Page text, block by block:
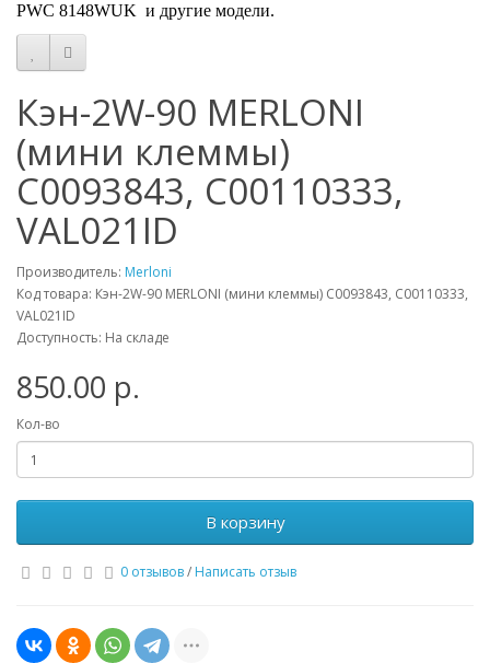
PWC 8148WUK и другие модели.
Кэн-2W-90 MERLONI
(мини клеммы)
С0093843, С00110333,
VAL021ID
Производитель: Merloni
Код товара: Кэн-2W-90 MERLONI (мини клеммы) С0093843, С00110333,
VAL021ID
Доступность: На складе
850.00 р.
Кол-во
В корзину
0 отзывов/ Написать отзыв